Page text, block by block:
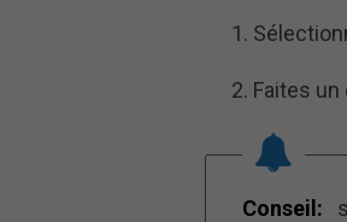
Faites un
Conseil: